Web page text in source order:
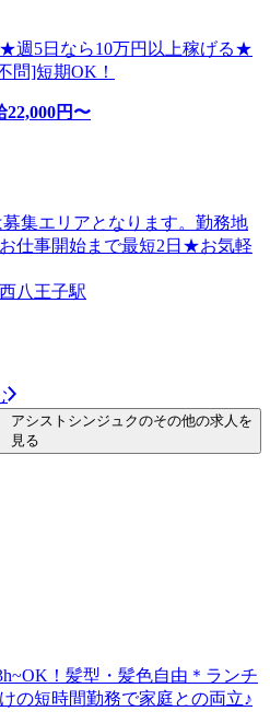
週5日なら10万円以上稼げる★
問]短期OK！
22,000円〜
集エリアとなります。勤務地
仕事開始まで最短2日★お気軽
八王子駅
シストシンジュクのその他の求人を
見る
！髪型・髪色自由＊ランチ
の短時間勤務で家庭との両立♪